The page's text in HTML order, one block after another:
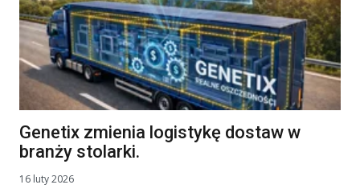
Genetix zmienia logistykę dostaw w
branży stolarki.
16 luty 2026